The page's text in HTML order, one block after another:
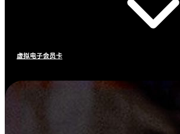
虚拟电子会员卡